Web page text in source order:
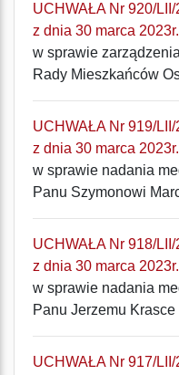
UCHWAŁA Nr 920/
z dnia 30 marca 2023r.
w sprawie
Rady Mieszkańców
UCHWAŁA Nr 919/
z dnia 30 marca 2023r.
w sprawie nadania
Panu Szymonowi
UCHWAŁA Nr 918/
z dnia 30 marca 2023r.
w sprawie nadania
Panu Jerzemu Krasce
UCHWAŁA Nr 917/